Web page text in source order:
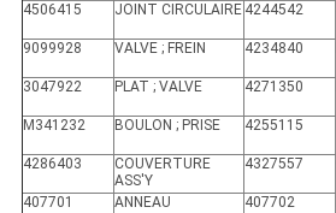
4506415 JOINT CIRCULAIRE 4244542
9099928 VALVE ; FREIN 4234840
3047922 PLAT ; VALVE 4271350
M341232 BOULON ; PRISE 4255115
4286403
COUVERTURE
ASS'Y
4327557
407701 ANNEAU 407702